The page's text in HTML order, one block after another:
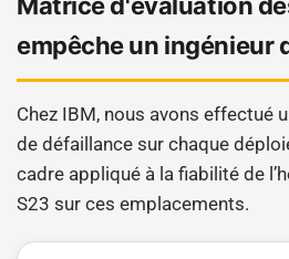
empêche un ingénieur
Chez IBM, nous avons effectué
de défaillance sur chaque
cadre appliqué à la fiabilité de
S23 sur ces emplacements.